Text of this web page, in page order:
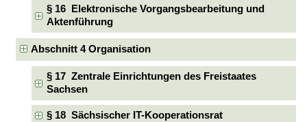
§ 16 Elektronische Vorgangsbearbeitung und
Aktenführung
Abschnitt 4 Organisation
§ 17 Zentrale Einrichtungen des Freistaates
Sachsen
§ 18 Sächsischer IT-Kooperationsrat